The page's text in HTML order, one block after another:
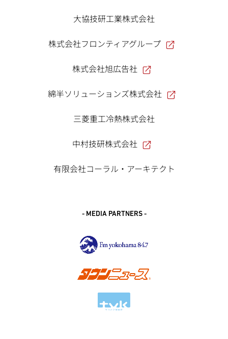
大協技研工業株式会社
株式会社フロンティアグループ
株式会社旭広告社
綿半ソリューションズ株式会社
三菱重工冷熱株式会社
中村技研株式会社
有限会社コーラル・アーキテクト
- MEDIA PARTNERS -